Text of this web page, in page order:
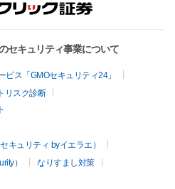
セキュリティ事業について
ス「GMOセキュリティ24」
リスク診断
キュリティ byイエラエ）
）
なりすまし対策